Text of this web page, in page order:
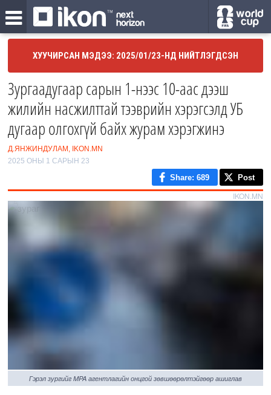
ХУУЧИРСАН МЭДЭЭ: 2025/01/23-НД НИЙТЛЭГДСЭН
Зургаадугаар сарын 1-нээс 10-аас дээш
жилийн насжилттай тээврийн хэрэгсэлд УБ
дугаар олгохгүй байх журам хэрэгжинэ
Д.ЯНЖИНДУЛАМ, IKON.MN
2025 ОНЫ 1 САРЫН 23
Share: 689 Post
IKON.MN
Гэрэл зургийг MPA агентлагийн онцгой зөвшөөрөлтэйгөөр ашиглав